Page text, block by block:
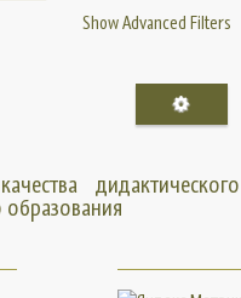
Show Advanced Filters
дидактического